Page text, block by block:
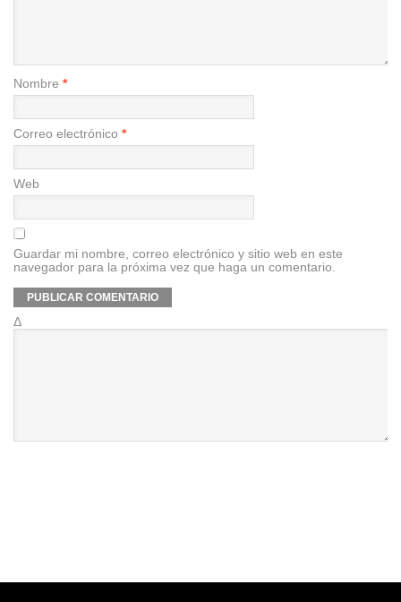
Nombre *
Correo electrónico *
Web
Guardar mi nombre, correo electrónico y sitio web en este
navegador para la próxima vez que haga un comentario.
Δ